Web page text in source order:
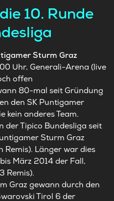
10. Runde
Sturm Graz
Uhr, Generali-Arena (live
offen
80-mal seit Gründung
den SK Puntigamer
kein anderes Team.
der Tipico Bundesliga seit
Sturm Graz
Remis). Länger war dies
März 2014 der Fall,
Remis).
Graz gewann durch den
Tirol 6 der